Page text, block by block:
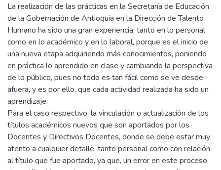
La realización de las prácticas en la Secretaría de Educación
de la Gobernación de Antioquia en la Dirección de Talento
Humano ha sido una gran experiencia, tanto en lo personal
como en lo académico y en lo laboral, porque es el inicio de
una nueva etapa adquiriendo más conocimientos, poniendo
en práctica lo aprendido en clase y cambiando la perspectiva
de lo público, pues no todo es tan fácil como se ve desde
afuera, y es por ello, que cada actividad realizada ha sido un
aprendizaje.
Para el caso respectivo, la vinculación o actualización de los
títulos académicos nuevos que son aportados por los
Docentes y Directivos Docentes, donde se debe estar muy
atento a cualquier detalle, tanto personal como con relación
al título que fue aportado, ya que, un error en este proceso